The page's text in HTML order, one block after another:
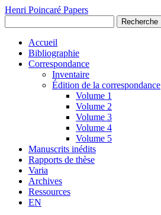
Henri Poincaré Papers
Recherche
Accueil
Bibliographie
Correspondance
Inventaire
Édition de la correspondance
Volume 1
Volume 2
Volume 3
Volume 4
Volume 5
Manuscrits inédits
Rapports de thèse
Varia
Archives
Ressources
EN